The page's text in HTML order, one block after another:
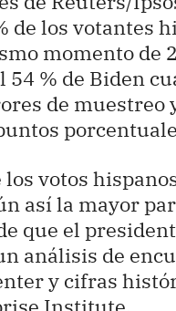
de los votantes
momento de
% de Biden
de muestreo
votos
así la mayor
que el
análisis de
y cifras
Institute.